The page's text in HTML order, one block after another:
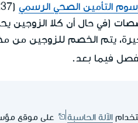
التأمين الصحي الرسمي
(في حال أن كلا
يتم الخصم للزوجين من
فيما بعد.
الآلة الحاسبة على موقع